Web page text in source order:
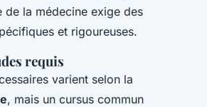
de la médecine exige des
et rigoureuses.
requis
varient selon la
, mais un cursus commun